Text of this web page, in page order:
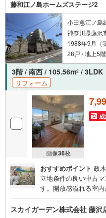
ておりますので、お客
介させて頂きます。
藤和江ノ島ホームズステージ2
小田急江ノ島
神奈川県藤沢
1988年9月（
28戸 / 地上5
3階 / 南西 / 105.56m2 / 3LDK
リフォーム
画像36枚
おすすめポイント 政
立地条件の良い中古
す。開放感溢れる室
スカイガーデン株式会社 藤沢